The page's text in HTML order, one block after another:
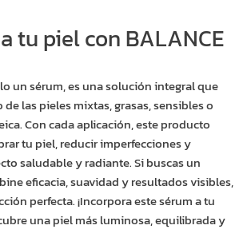
tu piel con BALANCE
un sérum, es una solución integral que
las pieles mixtas, grasas, sensibles o
Con cada aplicación, este producto
tu piel, reducir imperfecciones y
saludable y radiante. Si buscas un
eficacia, suavidad y resultados visibles,
perfecta. ¡Incorpora este sérum a tu
una piel más luminosa, equilibrada y